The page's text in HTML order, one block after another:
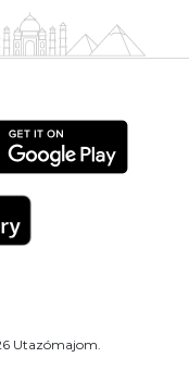
Utazómajom.